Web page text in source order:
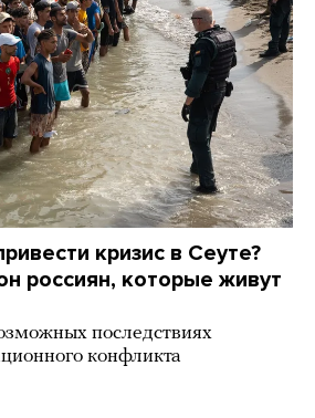
кризис в Сеуте?
россиян, которые живут
последствиях
конфликта